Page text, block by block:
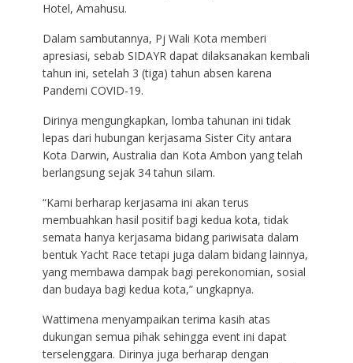
Hotel, Amahusu.
Dalam sambutannya, Pj Wali Kota memberi
apresiasi, sebab SIDAYR dapat dilaksanakan kembali
tahun ini, setelah 3 (tiga) tahun absen karena
Pandemi COVID-19.
Dirinya mengungkapkan, lomba tahunan ini tidak
lepas dari hubungan kerjasama Sister City antara
Kota Darwin, Australia dan Kota Ambon yang telah
berlangsung sejak 34 tahun silam.
“Kami berharap kerjasama ini akan terus
membuahkan hasil positif bagi kedua kota, tidak
semata hanya kerjasama bidang pariwisata dalam
bentuk Yacht Race tetapi juga dalam bidang lainnya,
yang membawa dampak bagi perekonomian, sosial
dan budaya bagi kedua kota,” ungkapnya.
Wattimena menyampaikan terima kasih atas
dukungan semua pihak sehingga event ini dapat
terselenggara. Dirinya juga berharap dengan